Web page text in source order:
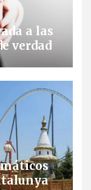
a las
verdad